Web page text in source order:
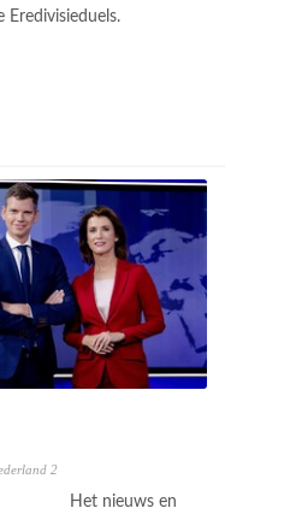
Eredivisieduels.
2
Het nieuws en